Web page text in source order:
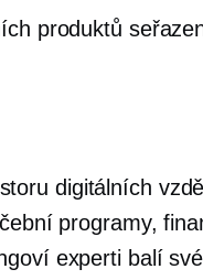
produktů
digitálních
programy,
experti balí